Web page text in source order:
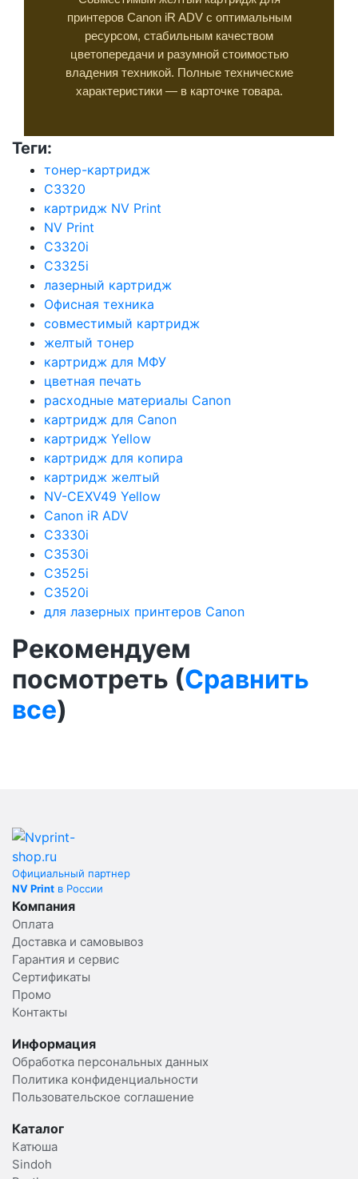
принтеров Canon iR ADV с оптимальным
ресурсом, стабильным качеством
цветопередачи и разумной стоимостью
владения техникой. Полные технические
характеристики — в карточке товара.
Теги:
тонер-картридж
C3320
картридж NV Print
NV Print
C3320i
C3325i
лазерный картридж
Офисная техника
совместимый картридж
желтый тонер
картридж для МФУ
цветная печать
расходные материалы Canon
картридж для Canon
картридж Yellow
картридж для копира
картридж желтый
NV-CEXV49 Yellow
Canon iR ADV
C3330i
C3530i
C3525i
C3520i
для лазерных принтеров Canon
Рекомендуем
посмотреть (Сравнить
все)
Официальный партнер
NV Print в России
Компания
Оплата
Доставка и самовывоз
Гарантия и сервис
Сертификаты
Промо
Контакты
Информация
Обработка персональных данных
Политика конфиденциальности
Пользовательское соглашение
Каталог
Катюша
Sindoh